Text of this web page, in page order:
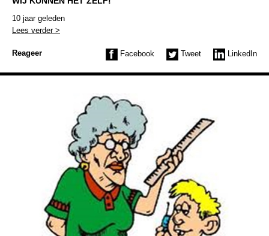
10 jaar geleden
Lees verder >
Reageer Facebook Tweet LinkedIn